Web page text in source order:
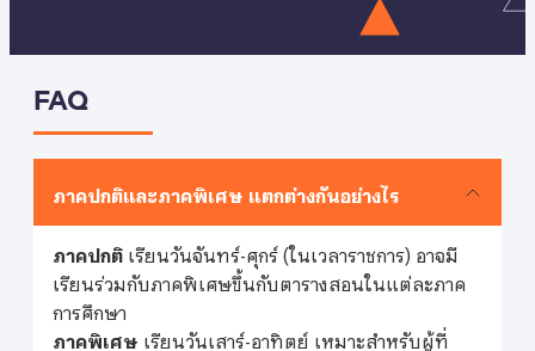
FAQ
ภาคปกติและภาคพิเศษ แตกต่างกันอย่างไร
ภาคปกติ เรียนวันจันทร์-ศุกร์ (ในเวลาราชการ) อาจมี
เรียนร่วมกับภาคพิเศษขึ้นกับตารางสอนในแต่ละภาค
การศึกษา
ภาคพิเศษ เรียนวันเสาร์-อาทิตย์ เหมาะสำหรับผู้ที่